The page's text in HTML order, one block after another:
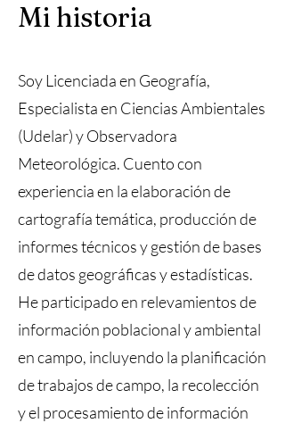
Mi historia
Soy Licenciada en Geografía,
Especialista en Ciencias Ambientales
(Udelar) y Observadora
Meteorológica. Cuento con
experiencia en la elaboración de
cartografía temática, producción de
informes técnicos y gestión de bases
de datos geográficas y estadísticas.
He participado en relevamientos de
información poblacional y ambiental
en campo, incluyendo la planificación
de trabajos de campo, la recolección
y el procesamiento de información